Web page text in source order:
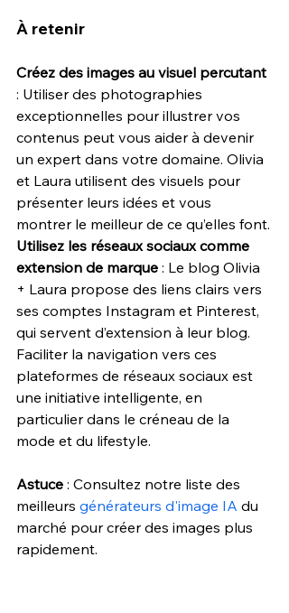
À retenir
Créez des images au visuel percutant
: Utiliser des photographies
exceptionnelles pour illustrer vos
contenus peut vous aider à devenir
un expert dans votre domaine. Olivia
et Laura utilisent des visuels pour
présenter leurs idées et vous
montrer le meilleur de ce qu’elles font.
Utilisez les réseaux sociaux comme
extension de marque : Le blog Olivia
+ Laura propose des liens clairs vers
ses comptes Instagram et Pinterest,
qui servent d’extension à leur blog.
Faciliter la navigation vers ces
plateformes de réseaux sociaux est
une initiative intelligente, en
particulier dans le créneau de la
mode et du lifestyle.
Astuce : Consultez notre liste des
meilleurs générateurs d'image IA du
marché pour créer des images plus
rapidement.